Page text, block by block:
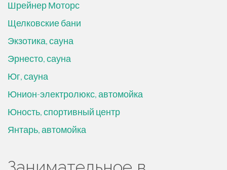
Шрейнер Моторс
Щелковские бани
Экзотика, сауна
Эрнесто, сауна
Юг, сауна
Юнион-электролюкс, автомойка
Юность, спортивный центр
Янтарь, автомойка